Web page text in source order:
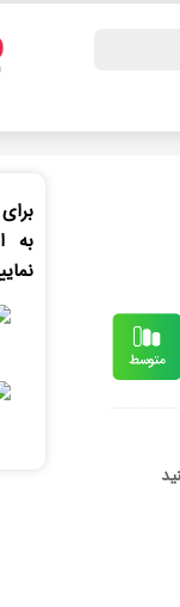
به